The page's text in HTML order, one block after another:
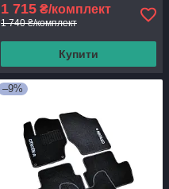
1 715 ₴/комплект
1 740 ₴/комплект
Купити
–9%